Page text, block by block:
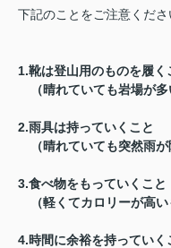
下記のことをご注意くださ
1.靴は登山用のものを履く
（晴れていても岩場が多
2.雨具は持っていくこと
（晴れていても突然雨が
3.食べ物をもっていくこと
（軽くてカロリーが高い
4.時間に余裕を持っていく